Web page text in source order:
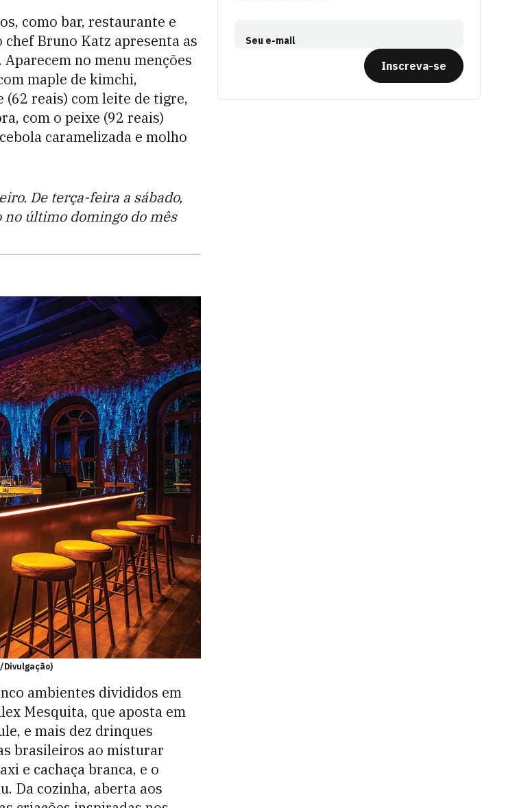
como bar, restaurante e
Bruno Katz apresenta as
no menu menções
maple de kimchi,
(62 reais) com leite de tigre,
com o peixe (92 reais)
caramelizada e molho
De terça-feira a sábado,
no último domingo do mês
ambientes divididos em
Mesquita, que aposta em
e mais dez drinques
brasileiros ao misturar
e cachaça branca, e o
Da cozinha, aberta aos
Seu e-mail
Inscreva-se